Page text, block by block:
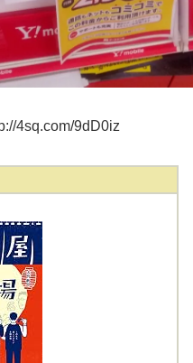
4sq.com/9dD0iz